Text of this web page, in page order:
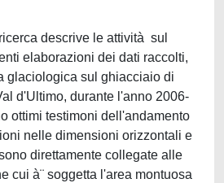
descrive le attività sul
elaborazioni dei dati raccolti,
glaciologica sul ghiacciaio di
d'Ultimo, durante l'anno 2006-
ottimi testimoni dell'andamento
nelle dimensioni orizzontali e
direttamente collegate alle
cui à¨ soggetta l'area montuosa